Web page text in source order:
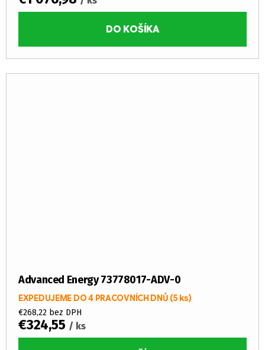
DO KOŠÍKA
Advanced Energy 73778017-ADV-0
EXPEDUJEME DO 4 PRACOVNÍCH DNŮ (5 ks)
€268,22 bez DPH
€324,55 / ks